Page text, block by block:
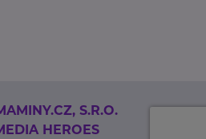
S.R.O.
HEROES